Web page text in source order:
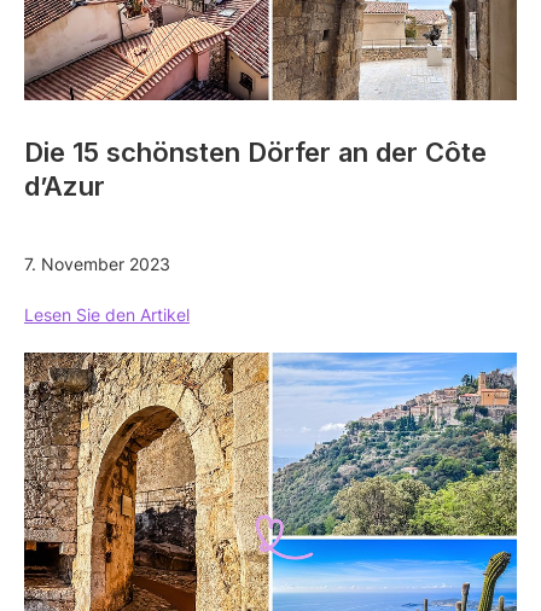
Die 15 schönsten Dörfer an der Côte
d’Azur
7. November 2023
Lesen Sie den Artikel